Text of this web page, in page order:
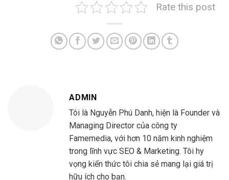
Rate this post
ADMIN
Tôi là Nguyễn Phú Danh, hiện là Founder và
Managing Director của công ty
Famemedia, với hơn 10 năm kinh nghiệm
trong lĩnh vực SEO & Marketing. Tôi hy
vọng kiến thức tôi chia sẻ mang lại giá trị
hữu ích cho bạn.